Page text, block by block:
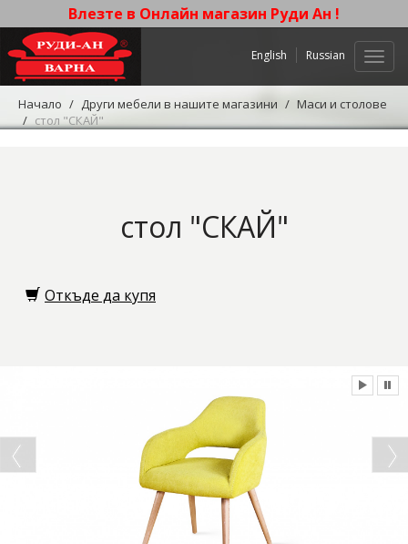
Влезте в Онлайн магазин Руди Ан !
English Russian
Начало Други мебели в нашите магазини
Маси и столове
стол "СКАЙ"
стол "СКАЙ"
Откъде да купя